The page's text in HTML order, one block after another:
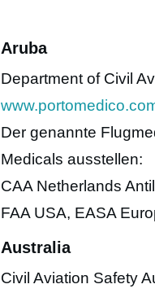
Aruba
Department of Civil
Der genannte
Medicals ausstellen:
CAA Netherlands
FAA USA, EASA
Australia
Civil Aviation Safety